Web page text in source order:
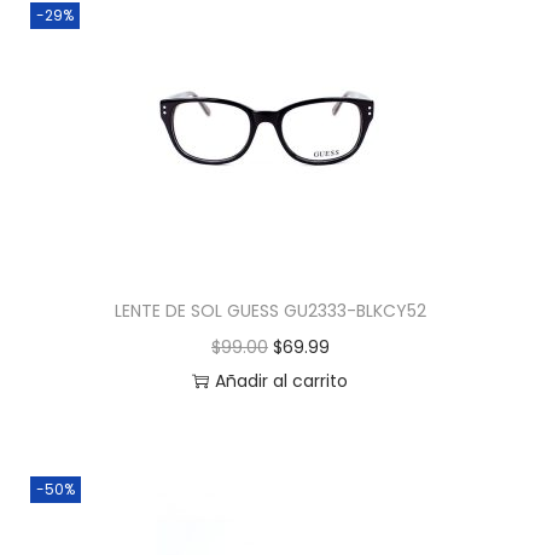
-29%
LENTE DE SOL GUESS GU2333-BLKCY52
$99.00 $69.99
Añadir al carrito
-50%